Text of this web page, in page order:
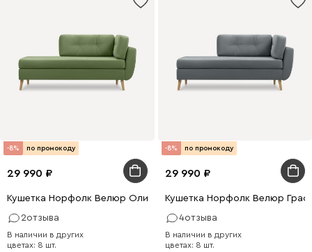
-8% по промокоду
29 990
Кушетка Норфолк Велюр Оливковый
2отзыва
В наличии в других
цветах: 8 шт.
-8% по промокоду
29 990
Кушетка Норфолк Велюр
4отзыва
В наличии в других
цветах: 8 шт.